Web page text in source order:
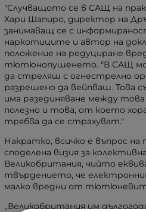
"Случващото се в САЩ на
Хари Шапиро, директор на
занимаващ се с
наркотиците и автор на
положение на редуциране
тютюнопушенето. "В САЩ
да стреляш с огнестрелно
разрешено да вейпваш. Това
има разединяване между
полезно и това, от което
трябва да се страхуват."
Накратко, всичко е въпрос
споделена визия за
Великобритания, чийто
твърдението, че
малко вредни от
,,Великобритания им